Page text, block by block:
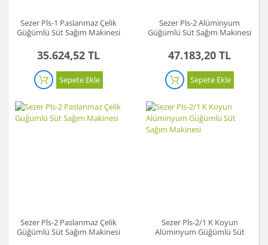
Sezer Pls-1 Paslanmaz Çelik
Güğümlü Süt Sağım Makinesi
35.624,52 TL
Sepete Ekle
Sezer Pls-2 Alüminyum
Güğümlü Süt Sağım Makinesi
47.183,20 TL
Sepete Ekle
Sezer Pls-2 Paslanmaz Çelik
Güğümlü Süt Sağım Makinesi
Sezer Pls-2/1 K Koyun
Alüminyum Güğümlü Süt